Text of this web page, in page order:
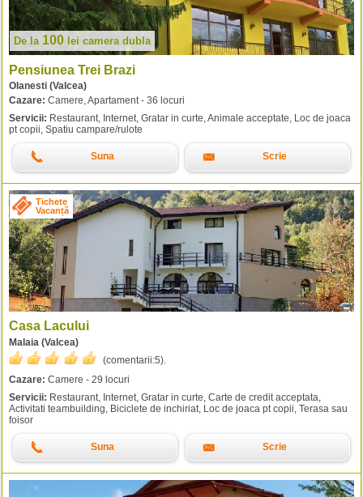
De la 100 lei camera dubla
Pensiunea Trei Brazi
Olanesti (Valcea)
Cazare: Camere, Apartament - 36 locuri
Servicii: Restaurant, Internet, Gratar in curte, Animale acceptate, Loc de joaca
pt copii, Spatiu campare/rulote
Suna Scrie
Tichete
Vacanță
Casa Lacului
Malaia (Valcea)
(comentarii:5).
Cazare: Camere - 29 locuri
Servicii: Restaurant, Internet, Gratar in curte, Carte de credit acceptata,
Activitati teambuilding, Biciclete de inchiriat, Loc de joaca pt copii, Terasa sau
foisor
Suna Scrie